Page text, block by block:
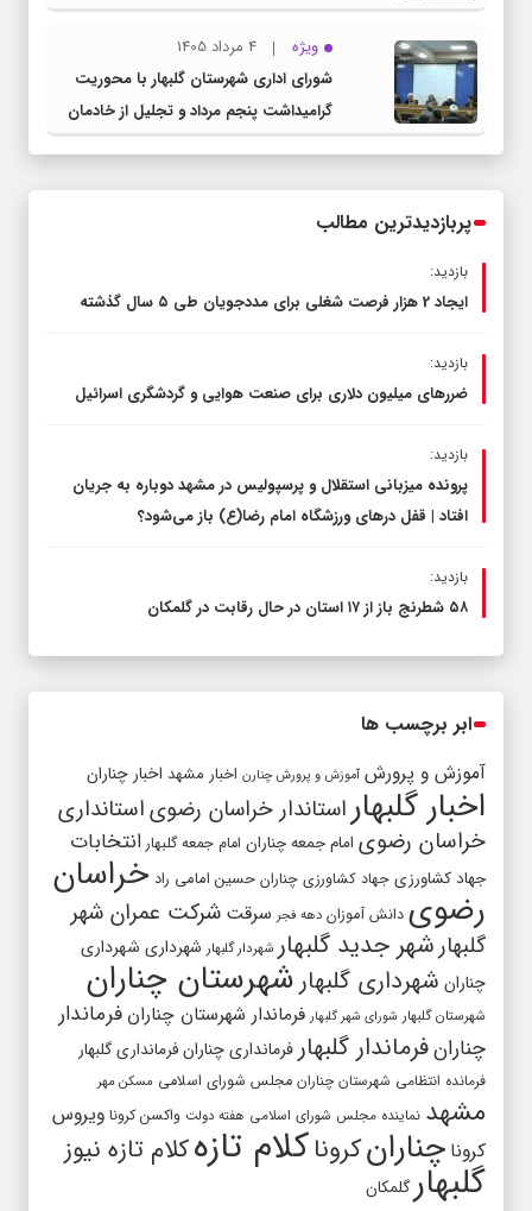
صنعتی و کشاورزی | لزوم تسریع در اجرای
پروژه‌های قطار و آزادراه مشهد- گلبهار-
چناران
ویژه
4 مرداد 1405
شورای اداری شهرستان گلبهار با محوریت
گرامیداشت پنجم مرداد و تجلیل از خادمان
عرصه نماز برگزار شد
پربازدیدترین مطالب
بازدید:
ایجاد 2 هزار فرصت شغلی برای مددجویان طی ۵ سال گذشته
بازدید:
ضررهای میلیون دلاری برای صنعت هوایی و گردشگری اسرائیل
بازدید:
پرونده میزبانی استقلال و پرسپولیس در مشهد دوباره به جریان
افتاد | قفل در‌های ورزشگاه امام رضا(ع) باز می‌شود؟
بازدید:
۵۸ شطرنج‌ باز از ۱۷ استان در حال رقابت در گلمکان
ابر برچسب ها
آموزش و پرورش آموزش و پرورش چنارن اخبار مشهد اخبار چناران
اخبار گلبهار استاندار خراسان رضویاستانداری
خراسان رضوی امام جمعه چناران امام جمعه گلبهار انتخابات
جهاد کشاورزی جهاد کشاورزی چناران حسین امامی راد خراسان
رضوی دانش آموزان دهه فجر سرقت شرکت عمران شهر
گلبهارشهر جدید گلبهار شهردار گلبهار شهرداری شهرداری
چناران شهرداری گلبهار شهرستان چناران
شهرستان گلبهار شورای شهر گلبهار فرماندار شهرستان چناران فرماندار
چنارانفرماندار گلبهار فرمانداری چنارانفرمانداری گلبهار
فرمانده انتظامی شهرستان چناران مجلس شورای اسلامی مسکن مهر
مشهد نماینده مجلس شورای اسلامی هفته دولت واکسن کرونا ویروس
کرونا چنارانکروناکلام تازهکلام تازه نیوز
گلبهارگلمکان